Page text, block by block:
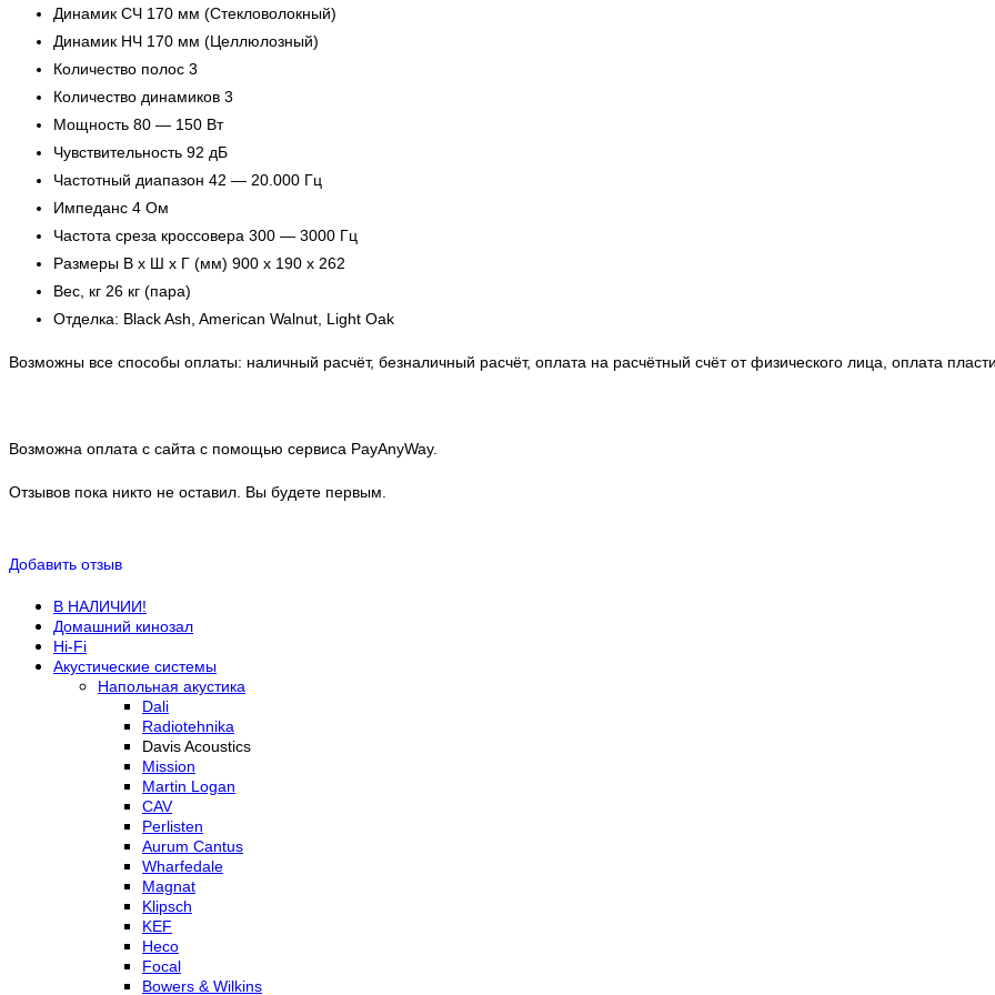
Динамик СЧ 170 мм (Стекловолокный)
Динамик НЧ 170 мм (Целлюлозный)
Количество полос 3
Количество динамиков 3
Мощность 80 — 150 Вт
Чувствительность 92 дБ
Частотный диапазон 42 — 20.000 Гц
Импеданс 4 Ом
Частота среза кроссовера 300 — 3000 Гц
Размеры В х Ш х Г (мм) 900 х 190 x 262
Вес, кг 26 кг (пара)
Отделка: Black Ash, American Walnut, Light Oak
Возможны все способы оплаты: наличный расчёт, безналичный расчёт, оплата на расчётный счёт от физического лица, оплата
Возможна оплата с сайта с помощью сервиса PayAnyWay.
Отзывов пока никто не оставил. Вы будете первым.
Добавить отзыв
В НАЛИЧИИ!
Домашний кинозал
Hi-Fi
Акустические системы
Напольная акустика
Dali
Radiotehnika
Davis Acoustics
Mission
Martin Logan
CAV
Perlisten
Aurum Cantus
Wharfedale
Magnat
Klipsch
KEF
Heco
Focal
Bowers & Wilkins